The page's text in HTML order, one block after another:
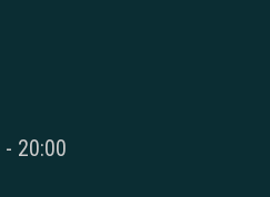
- 20:00